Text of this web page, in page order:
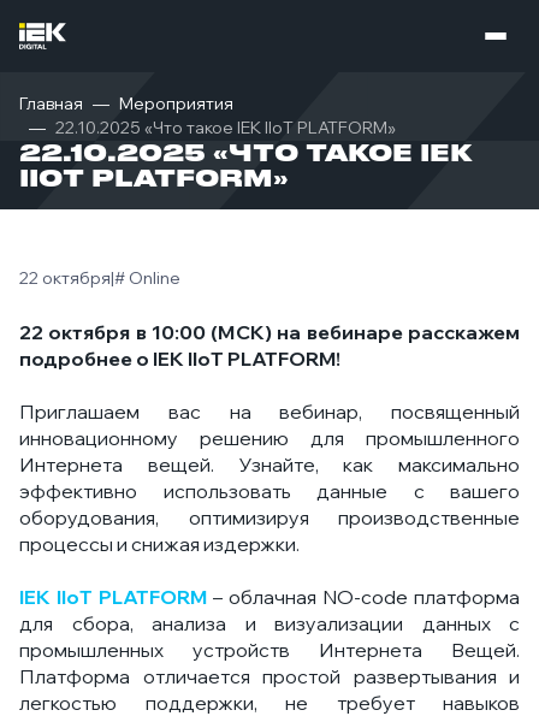
Главная
Мероприятия
22.10.2025 «Что такое IEK IIoT PLATFORM»
22.10.2025 «ЧТО ТАКОЕ IEK
IIOT PLATFORM»
22 октября|# Online
22 октября в 10:00 (МСК) на вебинаре расскажем
подробнее о IEK IIoT PLATFORM!
Приглашаем вас на вебинар, посвященный
инновационному решению для промышленного
Интернета вещей. Узнайте, как максимально
эффективно использовать данные с вашего
оборудования, оптимизируя производственные
процессы и снижая издержки.
IEK IIoT PLATFORM – облачная NO-code платформа
для сбора, анализа и визуализации данных с
промышленных устройств Интернета Вещей.
Платформа отличается простой развертывания и
легкостью поддержки, не требует навыков